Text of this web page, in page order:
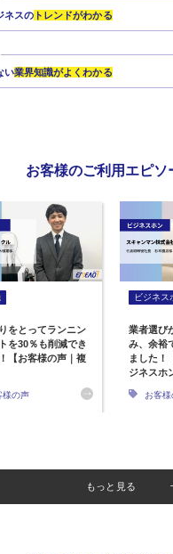
ネスの トレンドがわかる
い業界知識がよくわかる
お客様のご利用エピソ
をとってランニン
を30％も削減でき
【お客様の声｜複
様の声
ビジネス
業者選び
み、余裕
ました！
ジネスホ
お客
もっと見る